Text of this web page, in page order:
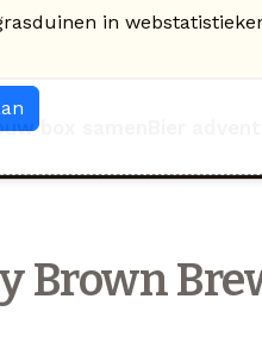
box samen
Brown
in